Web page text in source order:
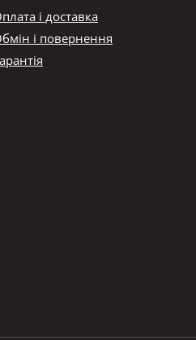
і доставка
і повернення